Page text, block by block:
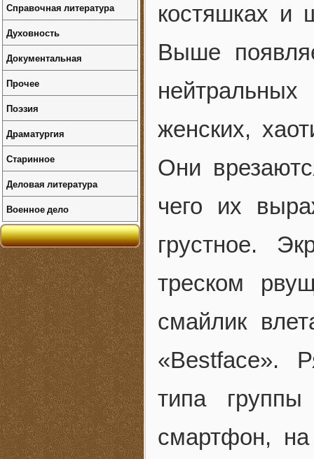
костяшках и
Выше
женских,
Они
чего их
грустное.
треском
смайлик
«Bestface».
типа
смартфон, на
Справочная литература
Духовность
Документальная
Прочее
Поэзия
Драматургия
Старинное
Деловая литература
Военное дело